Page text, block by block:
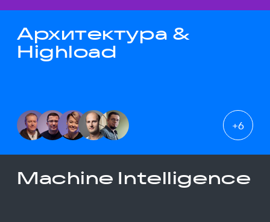
Архитектура &
Highload
+6
Machine Intelligence